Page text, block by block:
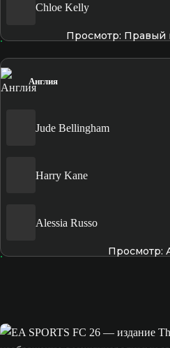
Chloe Kelly
Просмотр: Правый
Англия
Jude Bellingham
Harry Kane
Alessia Russo
Просмотр: